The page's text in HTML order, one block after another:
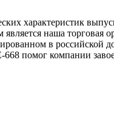
характеристик
наша торговая
в российской
помог компании